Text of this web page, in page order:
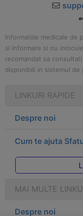
Informatiile medicale de
si informare si nu
recomandat sa
disponibili in sistemul de
LINKURI RAPIDE
Despre noi
Cum te ajuta
MAI MULTE
Despre noi